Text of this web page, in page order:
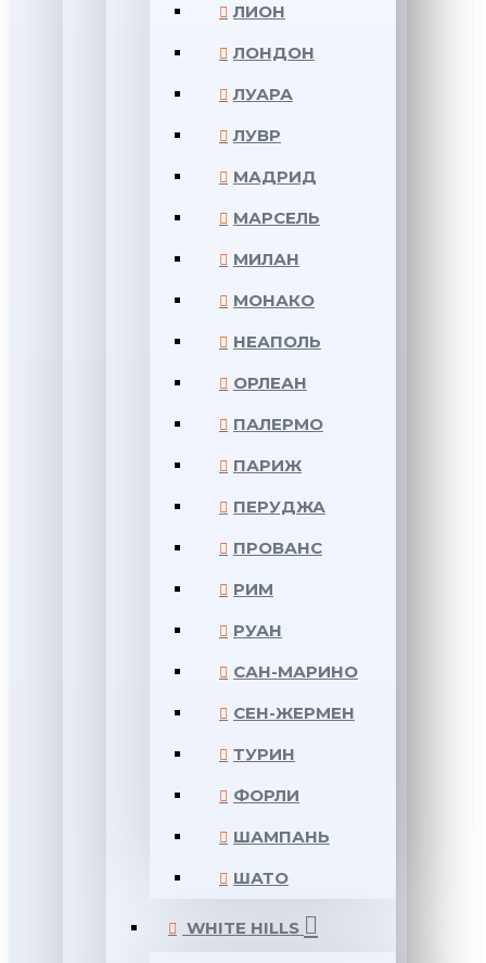
ЛИОН
ЛОНДОН
ЛУАРА
ЛУВР
МАДРИД
МАРСЕЛЬ
МИЛАН
МОНАКО
НЕАПОЛЬ
ОРЛЕАН
ПАЛЕРМО
ПАРИЖ
ПЕРУДЖА
ПРОВАНС
РИМ
РУАН
САН-МАРИНО
СЕН-ЖЕРМЕН
ТУРИН
ФОРЛИ
ШАМПАНЬ
ШАТО
WHITE HILLS